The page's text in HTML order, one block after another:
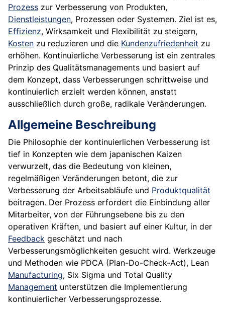
Prozess zur Verbesserung von Produkten,
Dienstleistungen, Prozessen oder Systemen. Ziel ist es,
Effizienz, Wirksamkeit und Flexibilität zu steigern,
Kosten zu reduzieren und die Kundenzufriedenheit zu
erhöhen. Kontinuierliche Verbesserung ist ein zentrales
Prinzip des Qualitätsmanagements und basiert auf
dem Konzept, dass Verbesserungen schrittweise und
kontinuierlich erzielt werden können, anstatt
ausschließlich durch große, radikale Veränderungen.
Allgemeine Beschreibung
Die Philosophie der kontinuierlichen Verbesserung ist
tief in Konzepten wie dem japanischen Kaizen
verwurzelt, das die Bedeutung von kleinen,
regelmäßigen Veränderungen betont, die zur
Verbesserung der Arbeitsabläufe und Produktqualität
beitragen. Der Prozess erfordert die Einbindung aller
Mitarbeiter, von der Führungsebene bis zu den
operativen Kräften, und basiert auf einer Kultur, in der
Feedback geschätzt und nach
Verbesserungsmöglichkeiten gesucht wird. Werkzeuge
und Methoden wie PDCA (Plan-Do-Check-Act), Lean
Manufacturing, Six Sigma und Total Quality
Management unterstützen die Implementierung
kontinuierlicher Verbesserungsprozesse.